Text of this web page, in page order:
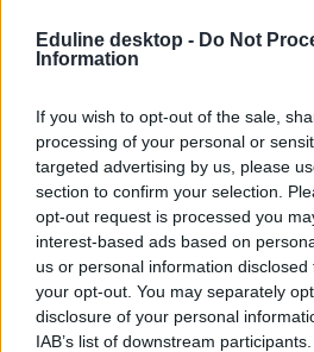
Eduline desktop - Do Not
Information
If you wish to opt-out of the sale,
processing of your personal or
targeted advertising by us, please
section to confirm your selection.
opt-out request is processed you
interest-based ads based on
us or personal information
your opt-out. You may separately
disclosure of your personal
IAB’s list of downstream
Vétójoga is lesz Lannert
Az oktatás szinte teljes területéért
megjelent kormányrendelet alapján. A
felsőoktatáson és a felnőttképzésen át
valamint a gyermek- és ifjúságpolitikára